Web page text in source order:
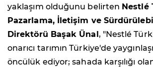
yaklaşım olduğunu belirten Nestlé
Pazarlama, İletişim ve
Direktörü Başak Ünal, "Nestlé
onarıcı tarımın Türkiye'de
öncülük ediyor; sahada karşılığı